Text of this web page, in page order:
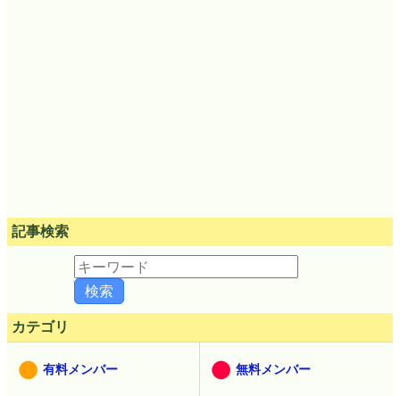
記事検索
カテゴリ
有料メンバー 無料メンバー